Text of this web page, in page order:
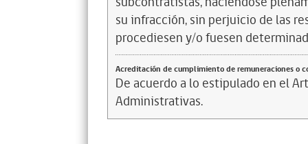
su infracción, sin perjuicio de las
procediesen y/o fuesen
Acreditación de cumplimiento de remuneraciones o
De acuerdo a lo estipulado en el
Administrativas.